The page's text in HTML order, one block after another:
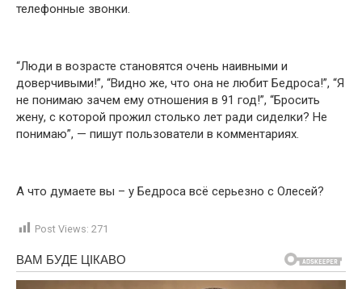
телефонные звонки.
“Люди в возрасте становятся очень наивными и
доверчивыми!”, “Видно же, что она не любит Бедроса!”, “Я
не понимаю зачем ему отношения в 91 год!”, “Бросить
жену, с которой прожил столько лет ради сиделки? Не
понимаю”, — пишут пользователи в комментариях.
А что думаете вы – у Бедроса всё серьезно с Олесей?
Post Views: 271